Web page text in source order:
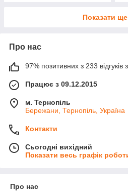
Показати ще
Про нас
97% позитивних з 233 відгуків
Працює з 09.12.2015
м. Тернопіль
Бережани, Тернопіль, Україна
Контакти
Сьогодні вихідний
Показати весь графік
Про нас